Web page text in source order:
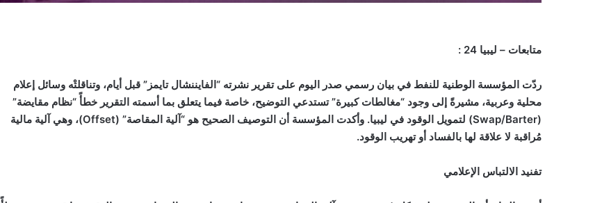
متابعات – ليبيا 24 :
ردّت المؤسسة الوطنية للنفط في بيان رسمي صدر اليوم على تقرير نشرته “الفايننشال تايمز” قبل أيام، وتناقلتْه وسائل إعلام
محلية وعربية، مشيرةً إلى وجود “مغالطات كبيرة” تستدعي التوضيح، خاصة فيما يتعلق بما أسمته التقرير خطأً “نظام مقايضة”
(
Swap/Barter) لتمويل الوقود في ليبيا. وأكدت المؤسسة أن التوصيف الصحيح هو “آلية المقاصة” (Offset)، وهي آلية مالية
مُراقبة لا علاقة لها بالفساد أو تهريب الوقود.
تفنيد الالتباس الإعلامي